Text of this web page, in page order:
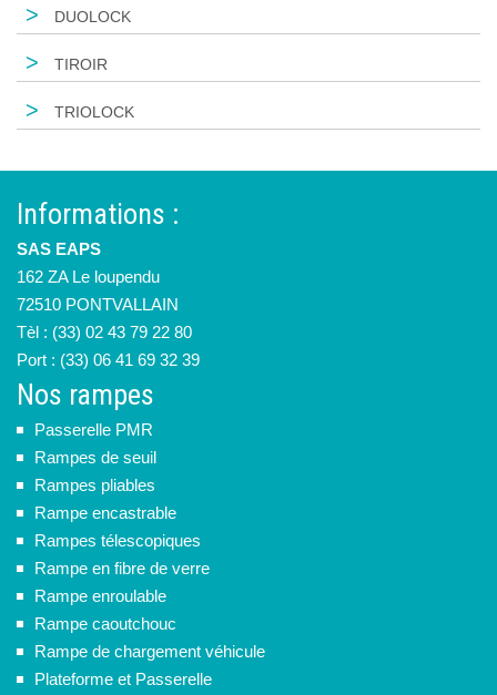
> DUOLOCK
> TIROIR
> TRIOLOCK
Informations :
SAS EAPS
162 ZA Le loupendu
72510 PONTVALLAIN
Tèl : (33) 02 43 79 22 80
Port : (33) 06 41 69 32 39
Nos rampes
Passerelle PMR
Rampes de seuil
Rampes pliables
Rampe encastrable
Rampes télescopiques
Rampe en fibre de verre
Rampe enroulable
Rampe caoutchouc
Rampe de chargement véhicule
Plateforme et Passerelle